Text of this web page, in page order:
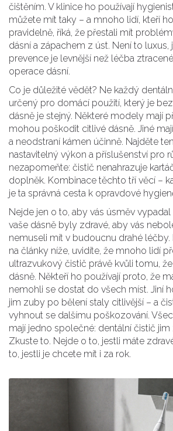
čištěním. V klinice ho používají
můžete mít taky – a mnoho lidí, kteří
pravidelně, říká, že přestali mít
dásní a zápachem z úst. Není to luxus,
prevence je levnější než léčba
operace dásní.
Co je důležité vědět? Ne každý
určený pro domácí použití, který je
dásně je stejný. Některé modely mají
mohou poškodit citlivé dásně. Jiné
a neodstraní kámen účinně. Najděte
nastavitelný výkon a příslušenství pro
nezapomeňte: čistič nenahrazuje
doplněk. Kombinace těchto tří věcí –
je ta správná cesta k opravdové
Nejde jen o to, aby vás úsměv
vaše dásně byly zdravé, aby vás
nemuseli mít v budoucnu drahé
na články níže, uvidíte, že mnoho lidí
ultrazvukový čistič právě kvůli tomu,
dásně. Někteří ho používají proto, že
nemohli se dostat do všech míst. Jiní
jim zuby po bělení staly citlivější – a
vyhnout se dalšímu poškozování.
mají jedno společné: dentální čistič
Zkuste to. Nejde o to, jestli máte
to, jestli je chcete mít i za rok.